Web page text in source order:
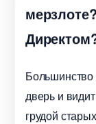
Большинство
дверь и
рудой